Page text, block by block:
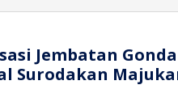
Jembatan
Surodakan